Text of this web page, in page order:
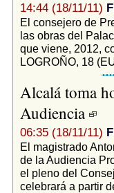
14:44 (18/11/11)
El consejero de
las obras del
que viene, 2012,
LOGROÑO, 18
Alcalá toma
Audiencia
06:35 (18/11/11)
El magistrado
de la Audiencia
el pleno del
celebrará a partir